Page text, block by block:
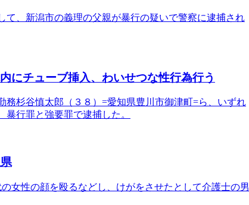
、新潟市の義理の父親が暴行の疑いで警察に逮捕され
チューブ挿入、わいせつな性行為行う
杉谷慎太郎（３８）=愛知県豊川市御津町=ら、いずれ
行罪と強要罪で逮捕した。
女性の顔を殴るなどし、けがをさせたとして介護士の男